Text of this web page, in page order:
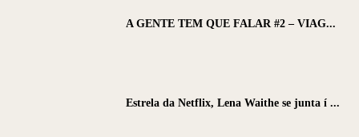
A GENTE TEM QUE FALAR #2 – VIAG...
Estrela da Netflix, Lena Waithe se junta í ...